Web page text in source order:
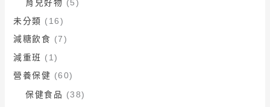
育兒好物 (5)
未分類 (16)
減糖飲食 (7)
減重班 (1)
營養保健 (60)
保健食品 (38)